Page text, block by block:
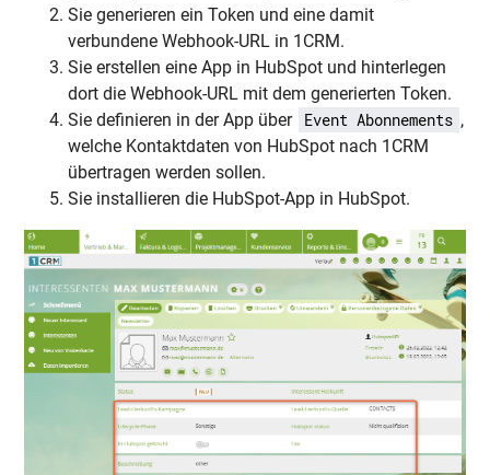
Sie generieren ein Token und eine damit
verbundene Webhook-URL in 1CRM.
Sie erstellen eine App in HubSpot und hinterlegen
dort die Webhook-URL mit dem generierten Token.
Sie definieren in der App über
Event Abonnements ,
welche Kontaktdaten von HubSpot nach 1CRM
übertragen werden sollen.
Sie installieren die HubSpot-App in HubSpot.